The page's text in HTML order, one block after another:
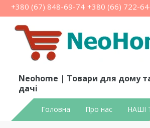
+380 (67) 848-69-74 +380 (66) 722-
Neohome | Товари для дому
дачі
Головна Про нас НАШІ